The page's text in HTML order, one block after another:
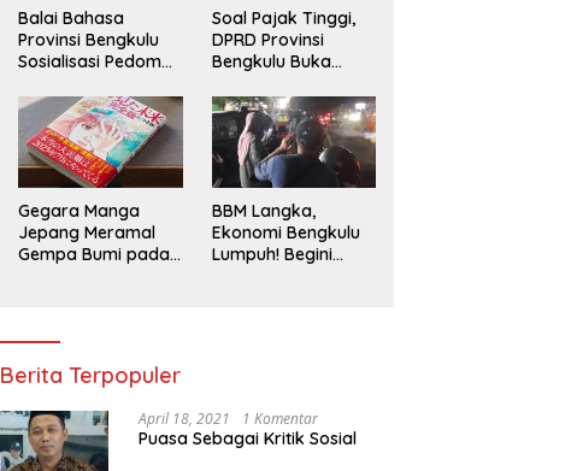
Balai Bahasa
Provinsi Bengkulu
Sosialisasi Pedoman
Penggunaan
Bahasa Indonesia
Soal Pajak Tinggi,
DPRD Provinsi
Bengkulu Buka
Pengaduan
Masyarakat
Gegara Manga
Jepang Meramal
Gempa Bumi pada
BBM Langka,
Ekonomi Bengkulu
Lumpuh! Begini
Berita Terpopuler
April 18, 2021 1 Komentar
Puasa Sebagai Kritik Sosial